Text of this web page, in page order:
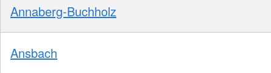
Annaberg-Buchholz
Ansbach